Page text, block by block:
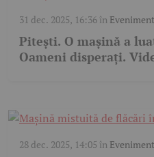
31 dec. 2025, 16:36 în
Pitești. O mașină a
Oameni disperați.
28 dec. 2025, 14:05 în